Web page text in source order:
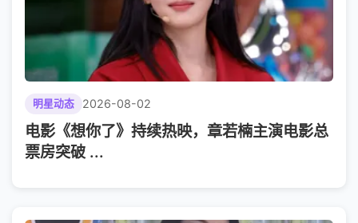
明星动态 2026-08-02
电影《想你了》持续热映，章若楠主演电影总
票房突破 ...